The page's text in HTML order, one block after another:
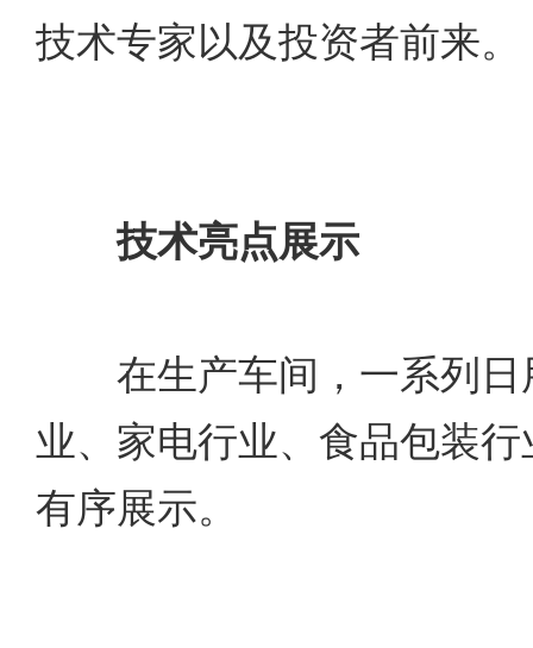
技术专家以及投资者前来。
技术亮点展示
在生产车间，一系列日
业、家电行业、食品包装
有序展示。